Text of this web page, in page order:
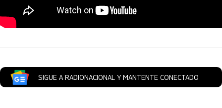
Artículos Player
SIGUE A RADIONACIONAL Y MANTENTE CONECTADO